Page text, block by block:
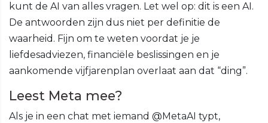
kunt de AI van alles vragen. Let wel op: dit is een AI.
De antwoorden zijn dus niet per definitie de
waarheid. Fijn om te weten voordat je je
liefdesadviezen, financiële beslissingen en je
aankomende vijfjarenplan overlaat aan dat “ding”.
Leest Meta mee?
Als je in een chat met iemand @MetaAI typt,